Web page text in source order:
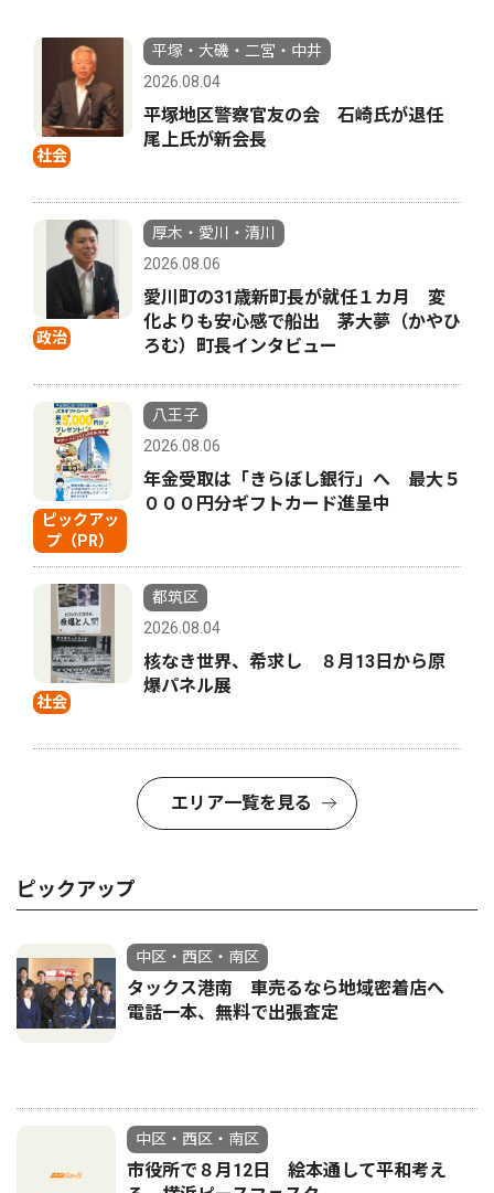
社会
平塚・大磯・二宮・中井
2026.08.04
平塚地区警察官友の会 石崎氏が退任
尾上氏が新会長
政治
厚木・愛川・清川
2026.08.06
愛川町の31歳新町長が就任１カ月 変
化よりも安心感で船出 茅大夢（かやひ
ろむ）町長インタビュー
ピックアッ
プ（PR）
八王子
2026.08.06
年金受取は「きらぼし銀行」へ 最大５
０００円分ギフトカード進呈中
社会
都筑区
2026.08.04
核なき世界、希求し ８月13日から原
爆パネル展
エリア一覧を見る
ピックアップ
中区・西区・南区
タックス港南 車売るなら地域密着店へ
電話一本、無料で出張査定
中区・西区・南区
市役所で８月12日 絵本通して平和考え